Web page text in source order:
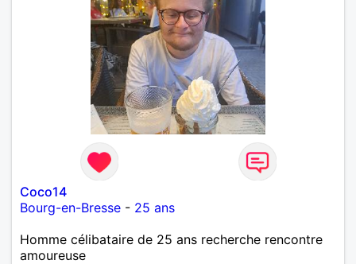
Coco14
Bourg-en-Bresse - 25 ans
Homme célibataire de 25 ans recherche rencontre
amoureuse